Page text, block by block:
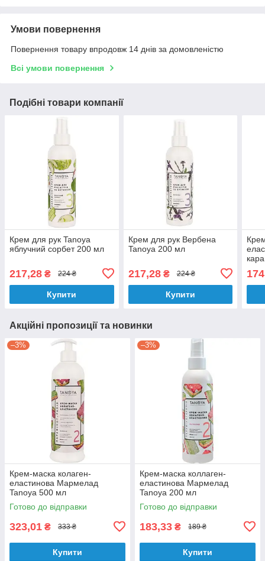
Умови повернення
Повернення товару впродовж 14 днів за домовленістю
Всі умови повернення
Подібні товари компанії
Крем для рук Tanoya
яблучний сорбет 200 мл
217,28 ₴ 224 ₴
Купити
Крем для рук Вербена
Tanoya 200 мл
217,28₴ 224 ₴
Купити
Акційні пропозиції та новинки
–3%
Крем-маска колаген-
еластинова Мармелад
Tanoya 500 мл
Готово до відправки
323,01 ₴ 333 ₴
Купити
–3%
Крем-маска коллаген-
еластинова Мармелад
Tanoya 200 мл
Готово до відправки
183,33 ₴ 189 ₴
Купити